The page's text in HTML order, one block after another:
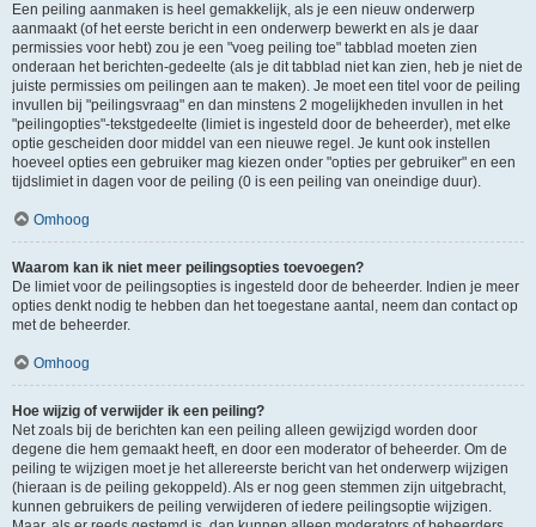
Een peiling aanmaken is heel gemakkelijk, als je een nieuw onderwerp
aanmaakt (of het eerste bericht in een onderwerp bewerkt en als je daar
permissies voor hebt) zou je een "voeg peiling toe" tabblad moeten zien
onderaan het berichten-gedeelte (als je dit tabblad niet kan zien, heb je niet de
juiste permissies om peilingen aan te maken). Je moet een titel voor de peiling
invullen bij "peilingsvraag" en dan minstens 2 mogelijkheden invullen in het
"peilingopties"-tekstgedeelte (limiet is ingesteld door de beheerder), met elke
optie gescheiden door middel van een nieuwe regel. Je kunt ook instellen
hoeveel opties een gebruiker mag kiezen onder "opties per gebruiker" en een
tijdslimiet in dagen voor de peiling (0 is een peiling van oneindige duur).
Omhoog
Waarom kan ik niet meer peilingsopties toevoegen?
De limiet voor de peilingsopties is ingesteld door de beheerder. Indien je meer
opties denkt nodig te hebben dan het toegestane aantal, neem dan contact op
met de beheerder.
Omhoog
Hoe wijzig of verwijder ik een peiling?
Net zoals bij de berichten kan een peiling alleen gewijzigd worden door
degene die hem gemaakt heeft, en door een moderator of beheerder. Om de
peiling te wijzigen moet je het allereerste bericht van het onderwerp wijzigen
(hieraan is de peiling gekoppeld). Als er nog geen stemmen zijn uitgebracht,
kunnen gebruikers de peiling verwijderen of iedere peilingsoptie wijzigen.